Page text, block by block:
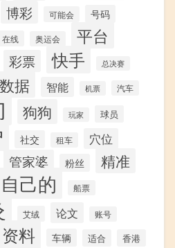
博彩 可能会
号码
在线 奥运会 平台
彩票 快手 总决赛
数据 智能 机票 汽车
狗狗 玩家 球员
社交 租车 穴位
管家婆 粉丝 精准
自己的 船票
艾绒 论文 账号
资料 车辆 适合 香港